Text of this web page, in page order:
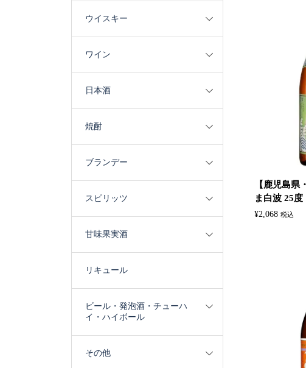
【鹿児島県
ま白波 25度
¥2,068 税込
ウイスキー
ワイン
日本酒
焼酎
ブランデー
スピリッツ
甘味果実酒
リキュール
ビール・発泡酒・チューハ
イ・ハイボール
その他